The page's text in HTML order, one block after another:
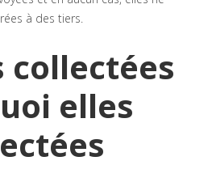
à des tiers.
collectées
elles